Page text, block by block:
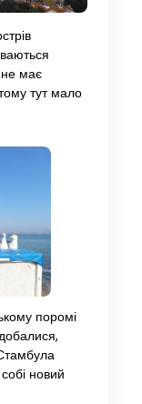
не має
тут мало
поромі
новий